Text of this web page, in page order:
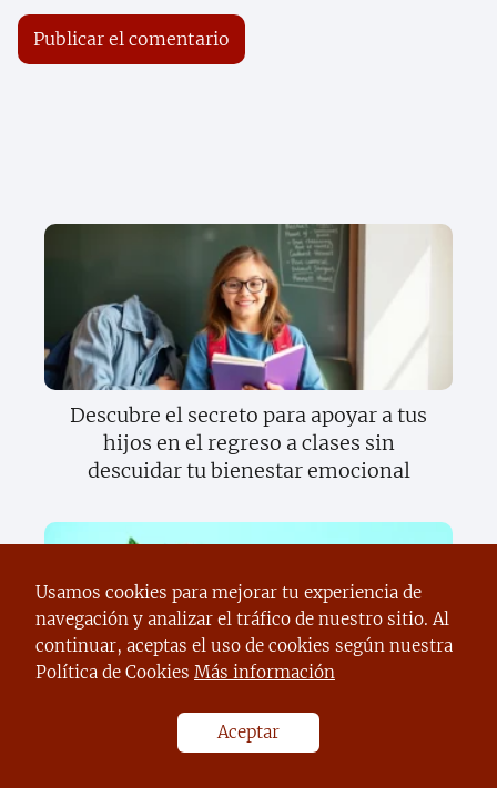
Descubre el secreto para apoyar a tus
hijos en el regreso a clases sin
descuidar tu bienestar emocional
Descubre el increíble mundo del
sentido del gusto y cómo transforma tu
Usamos cookies para mejorar tu experiencia de
navegación y analizar el tráfico de nuestro sitio. Al
continuar, aceptas el uso de cookies según nuestra
Política de Cookies Más información
Aceptar